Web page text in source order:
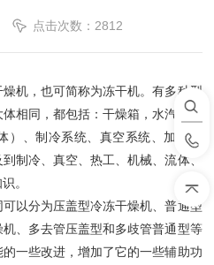
点击次数：2812
机，也可简称为冻干机。有多种型
相同，都包括：干燥箱，水汽凝结
、制冷系统、真空系统、加热系
制冷、真空、热工、机械、流体、
。
以分为压盖型冷冻干燥机、普通型
、多去管压盖型和多歧管普通型等
一些改进，增加了它的一些辅助功